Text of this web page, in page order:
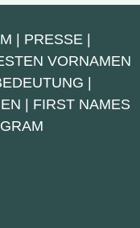
| PRESSE |
VORNAMEN
|
| FIRST NAMES